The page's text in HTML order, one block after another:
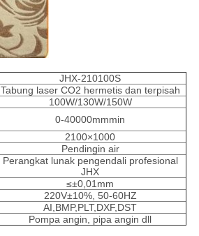
JHX-210100S
Tabung laser CO2 hermetis dan terpisah
100W/130W/150W
0-40000mmmin
2100×1000
Pendingin air
Perangkat lunak pengendali profesional
JHX
≤±0,01mm
220V±10%, 50-60HZ
AI,BMP,PLT,DXF,DST
Pompa angin, pipa angin dll